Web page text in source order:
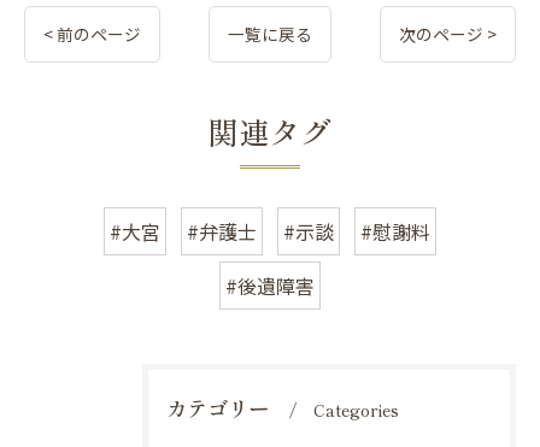
< 前のページ 一覧に戻る 次のページ >
関連タグ
#大宮 #弁護士 #示談
#慰謝料
#後遺障害
カテゴリー Categories